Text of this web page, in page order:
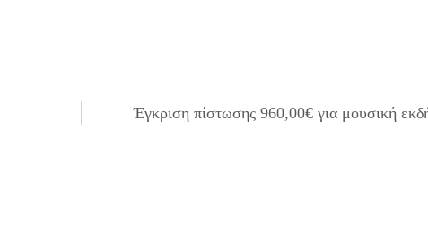
Έγκριση πίστωσης 960,00€ για μουσική